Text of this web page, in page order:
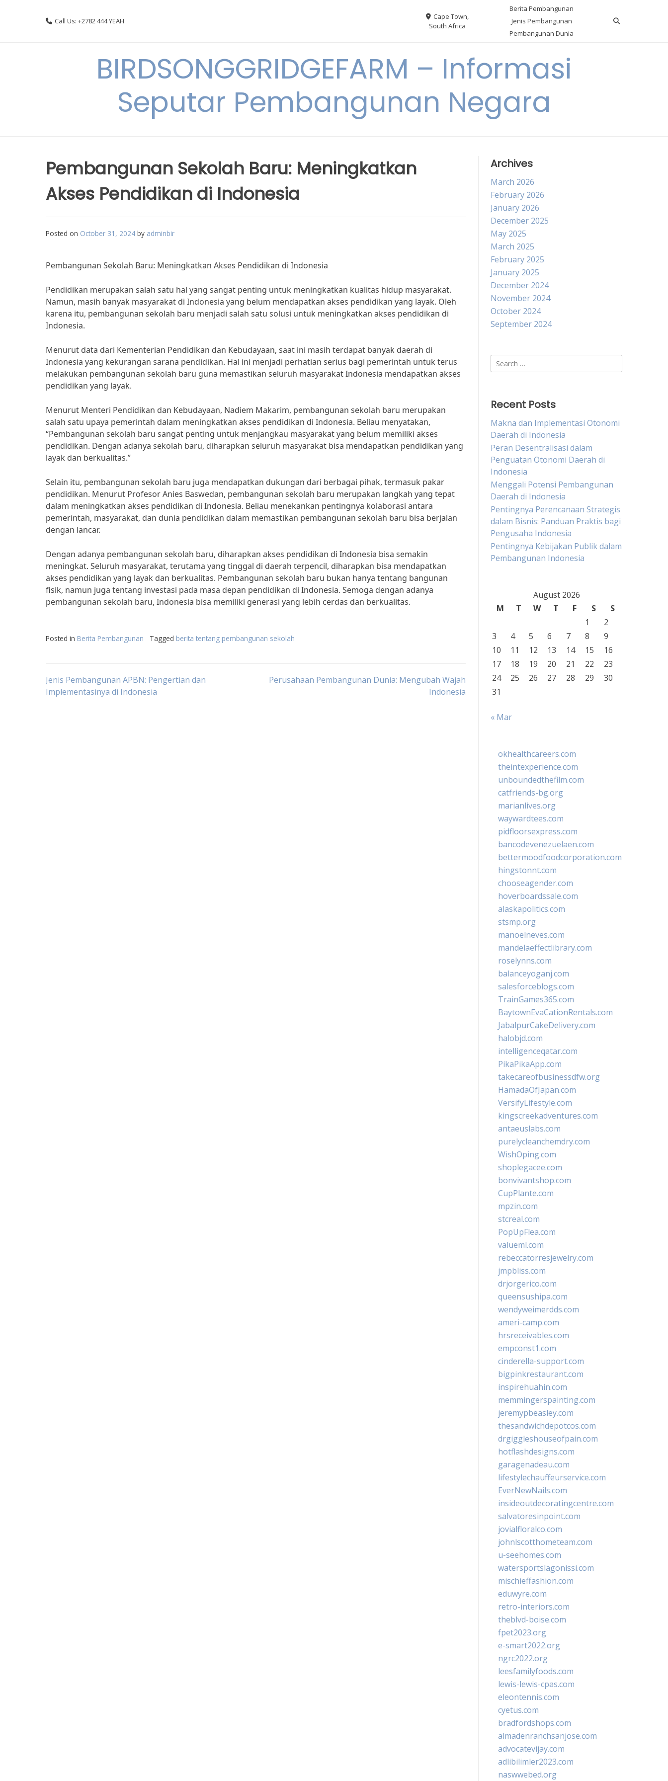
Call Us: +2782 444 YEAH
Cape Town,
South Africa
Berita Pembangunan
Jenis Pembangunan
Pembangunan Dunia
BIRDSONGGRIDGEFARM – Informasi
Seputar Pembangunan Negara
Pembangunan Sekolah Baru: Meningkatkan
Akses Pendidikan di Indonesia
Posted on October 31, 2024 by adminbir
Pembangunan Sekolah Baru: Meningkatkan Akses Pendidikan di Indonesia
Pendidikan merupakan salah satu hal yang sangat penting untuk meningkatkan kualitas hidup masyarakat.
Namun, masih banyak masyarakat di Indonesia yang belum mendapatkan akses pendidikan yang layak. Oleh
karena itu, pembangunan sekolah baru menjadi salah satu solusi untuk meningkatkan akses pendidikan di
Indonesia.
Menurut data dari Kementerian Pendidikan dan Kebudayaan, saat ini masih terdapat banyak daerah di
Indonesia yang kekurangan sarana pendidikan. Hal ini menjadi perhatian serius bagi pemerintah untuk terus
melakukan pembangunan sekolah baru guna memastikan seluruh masyarakat Indonesia mendapatkan akses
pendidikan yang layak.
Menurut Menteri Pendidikan dan Kebudayaan, Nadiem Makarim, pembangunan sekolah baru merupakan
salah satu upaya pemerintah dalam meningkatkan akses pendidikan di Indonesia. Beliau menyatakan,
“Pembangunan sekolah baru sangat penting untuk menjangkau masyarakat yang belum memiliki akses
pendidikan. Dengan adanya sekolah baru, diharapkan seluruh masyarakat bisa mendapatkan pendidikan yang
layak dan berkualitas.”
Selain itu, pembangunan sekolah baru juga mendapatkan dukungan dari berbagai pihak, termasuk pakar
pendidikan. Menurut Profesor Anies Baswedan, pembangunan sekolah baru merupakan langkah yang tepat
dalam meningkatkan akses pendidikan di Indonesia. Beliau menekankan pentingnya kolaborasi antara
pemerintah, masyarakat, dan dunia pendidikan dalam memastikan pembangunan sekolah baru bisa berjalan
dengan lancar.
Dengan adanya pembangunan sekolah baru, diharapkan akses pendidikan di Indonesia bisa semakin
meningkat. Seluruh masyarakat, terutama yang tinggal di daerah terpencil, diharapkan bisa mendapatkan
akses pendidikan yang layak dan berkualitas. Pembangunan sekolah baru bukan hanya tentang bangunan
fisik, namun juga tentang investasi pada masa depan pendidikan di Indonesia. Semoga dengan adanya
pembangunan sekolah baru, Indonesia bisa memiliki generasi yang lebih cerdas dan berkualitas.
Posted in Berita Pembangunan Tagged berita tentang pembangunan sekolah
Post
Jenis Pembangunan APBN: Pengertian dan
Implementasinya di Indonesia
Perusahaan Pembangunan Dunia: Mengubah Wajah
Indonesia
Archives
March 2026
February 2026
January 2026
December 2025
May 2025
March 2025
February 2025
January 2025
December 2024
November 2024
October 2024
September 2024
Search
for:
Recent Posts
Makna dan Implementasi Otonomi
Daerah di Indonesia
Peran Desentralisasi dalam
Penguatan Otonomi Daerah di
Indonesia
Menggali Potensi Pembangunan
Daerah di Indonesia
Pentingnya Perencanaan Strategis
dalam Bisnis: Panduan Praktis bagi
Pengusaha Indonesia
Pentingnya Kebijakan Publik dalam
Pembangunan Indonesia
August 2026
M
T W T F S
S
1
2
3
4 5 6 7 8
9
10
11 12 13 14 15
16
17
18 19 20 21 22
23
24
25 26 27 28 29
30
31
« Mar
okhealthcareers.com
theintexperience.com
unboundedthefilm.com
catfriends-bg.org
marianlives.org
waywardtees.com
pidfloorsexpress.com
bancodevenezuelaen.com
bettermoodfoodcorporation.com
hingstonnt.com
chooseagender.com
hoverboardssale.com
alaskapolitics.com
stsmp.org
manoelneves.com
mandelaeffectlibrary.com
roselynns.com
balanceyoganj.com
salesforceblogs.com
TrainGames365.com
BaytownEvaCationRentals.com
JabalpurCakeDelivery.com
halobjd.com
intelligenceqatar.com
PikaPikaApp.com
takecareofbusinessdfw.org
HamadaOfJapan.com
VersifyLifestyle.com
kingscreekadventures.com
antaeuslabs.com
purelycleanchemdry.com
WishOping.com
shoplegacee.com
bonvivantshop.com
CupPlante.com
mpzin.com
stcreal.com
PopUpFlea.com
valueml.com
rebeccatorresjewelry.com
jmpbliss.com
drjorgerico.com
queensushipa.com
wendyweimerdds.com
ameri-camp.com
hrsreceivables.com
empconst1.com
cinderella-support.com
bigpinkrestaurant.com
inspirehuahin.com
memmingerspainting.com
jeremypbeasley.com
thesandwichdepotcos.com
drgiggleshouseofpain.com
hotflashdesigns.com
garagenadeau.com
lifestylechauffeurservice.com
EverNewNails.com
insideoutdecoratingcentre.com
salvatoresinpoint.com
jovialfloralco.com
johnlscotthometeam.com
u-seehomes.com
watersportslagonissi.com
mischieffashion.com
eduwyre.com
retro-interiors.com
theblvd-boise.com
fpet2023.org
e-smart2022.org
ngrc2022.org
leesfamilyfoods.com
lewis-lewis-cpas.com
eleontennis.com
cyetus.com
bradfordshops.com
almadenranchsanjose.com
advocatevijay.com
adlibilimler2023.com
naswwebed.org